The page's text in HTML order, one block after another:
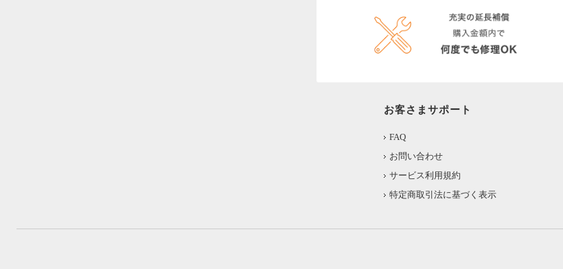
お客さまサポート
FAQ
お問い合わせ
サービス利用規約
特定商取引法に基づく表示